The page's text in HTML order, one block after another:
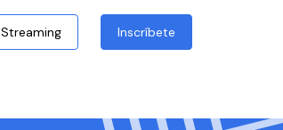
Streaming Inscríbete